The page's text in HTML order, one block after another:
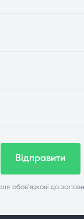
Відправити
обов'язкові до